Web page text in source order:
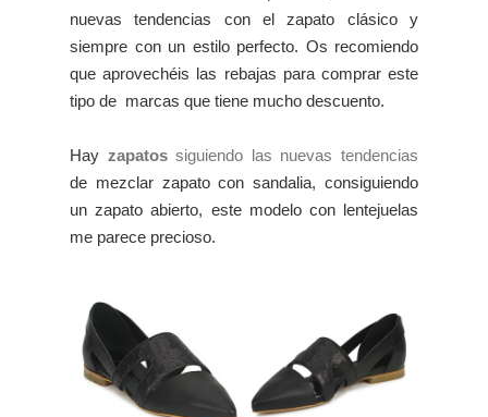
nuevas tendencias con el zapato clásico y
siempre con un estilo perfecto. Os recomiendo
que aprovechéis las rebajas para comprar este
tipo de marcas que tiene mucho descuento.
Hay zapatossiguiendo las nuevas tendencias
de mezclar zapato con sandalia, consiguiendo
un zapato abierto, este modelo con lentejuelas
me parece precioso.